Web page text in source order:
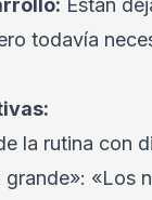
Están
todavía
la rutina con
grande»: «Los